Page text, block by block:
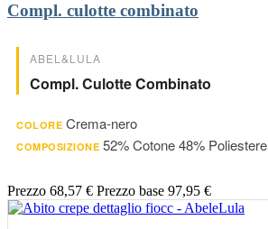
Compl. culotte combinato
ABEL&LULA
Compl. Culotte Combinato
COLORE Crema-nero
COMPOSIZIONE 52% Cotone 48% Poliestere
Prezzo 68,57 € Prezzo base 97,95 €